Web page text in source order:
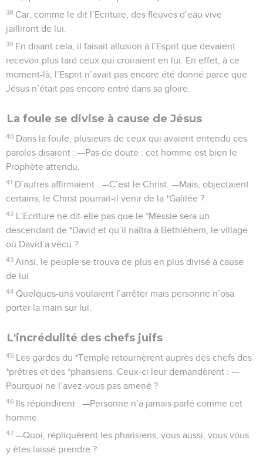
38 Car, comme le dit l’Ecriture, des fleuves d’eau vive
jailliront de lui.
39 En disant cela, il faisait allusion à l’Esprit que devaient
recevoir plus tard ceux qui croiraient en lui. En effet, à ce
moment-là, l’Esprit n’avait pas encore été donné parce que
Jésus n’était pas encore entré dans sa gloire.
La foule se divise à cause de Jésus
40 Dans la foule, plusieurs de ceux qui avaient entendu ces
paroles disaient : —Pas de doute : cet homme est bien le
Prophète attendu.
41 D’autres affirmaient : —C’est le Christ. —Mais, objectaient
certains, le Christ pourrait-il venir de la *Galilée ?
42 L’Ecriture ne dit-elle pas que le *Messie sera un
descendant de *David et qu’il naîtra à Bethléhem, le village
où David a vécu ?
43 Ainsi, le peuple se trouva de plus en plus divisé à cause
de lui.
44 Quelques-uns voulaient l’arrêter mais personne n’osa
porter la main sur lui.
L'incrédulité des chefs juifs
45 Les gardes du *Temple retournèrent auprès des chefs des
*prêtres et des *pharisiens. Ceux-ci leur demandèrent : —
Pourquoi ne l’avez-vous pas amené ?
46 Ils répondirent : —Personne n’a jamais parlé comme cet
homme.
47 —Quoi, répliquèrent les pharisiens, vous aussi, vous vous
y êtes laissé prendre ?